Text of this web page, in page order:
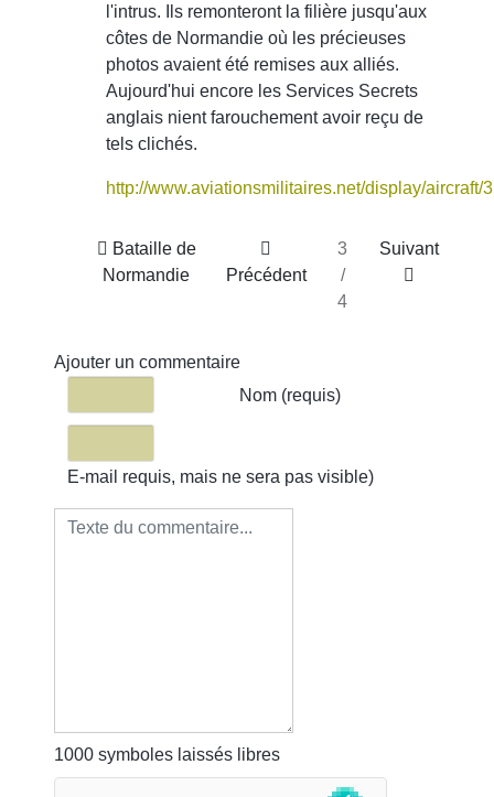
l'intrus. Ils remonteront la filière jusqu'aux
côtes de Normandie où les précieuses
photos avaient été remises aux alliés.
Aujourd'hui encore les Services Secrets
anglais nient farouchement avoir reçu de
tels clichés.
http://www.aviationsmilitaires.net/display/aircraft/
Bataille de
Normandie
Précédent
3
/
4
Suivant
Ajouter un commentaire
Nom (requis)
E-mail requis, mais ne sera pas visible)
1000 symboles laissés libres